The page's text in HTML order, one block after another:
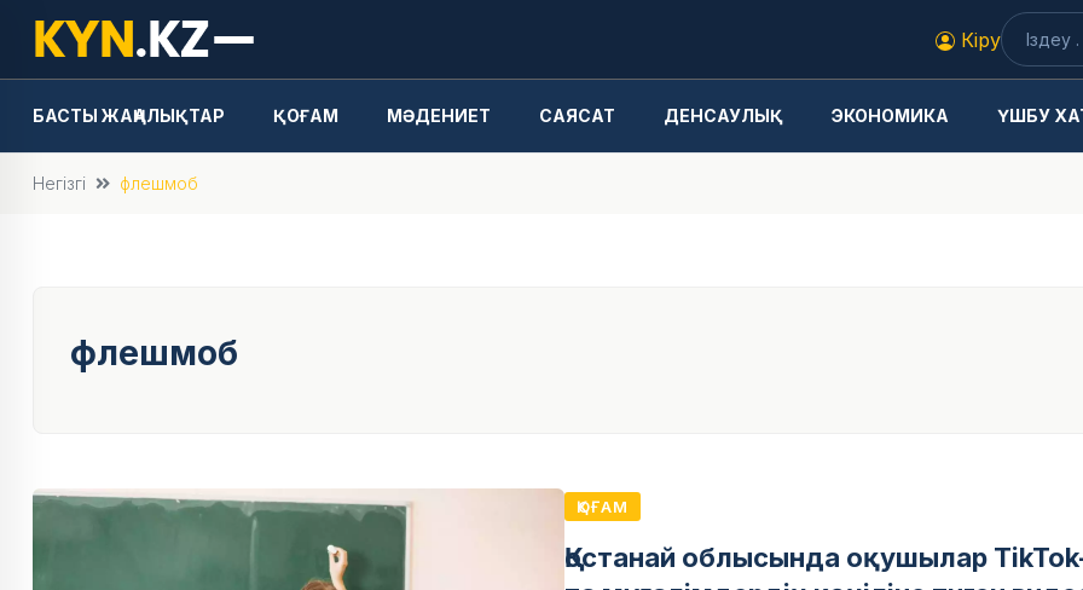
Кіру
БАСТЫ ЖАҢАЛЫҚТАР ҚОҒАМ МӘДЕНИЕТ САЯСАТ ДЕНСАУЛЫҚ ЭКОНОМИКА ҮШБУ
Негізгі флешмоб
флешмоб
ҚОҒАМ
Қостанай облысында оқушылар